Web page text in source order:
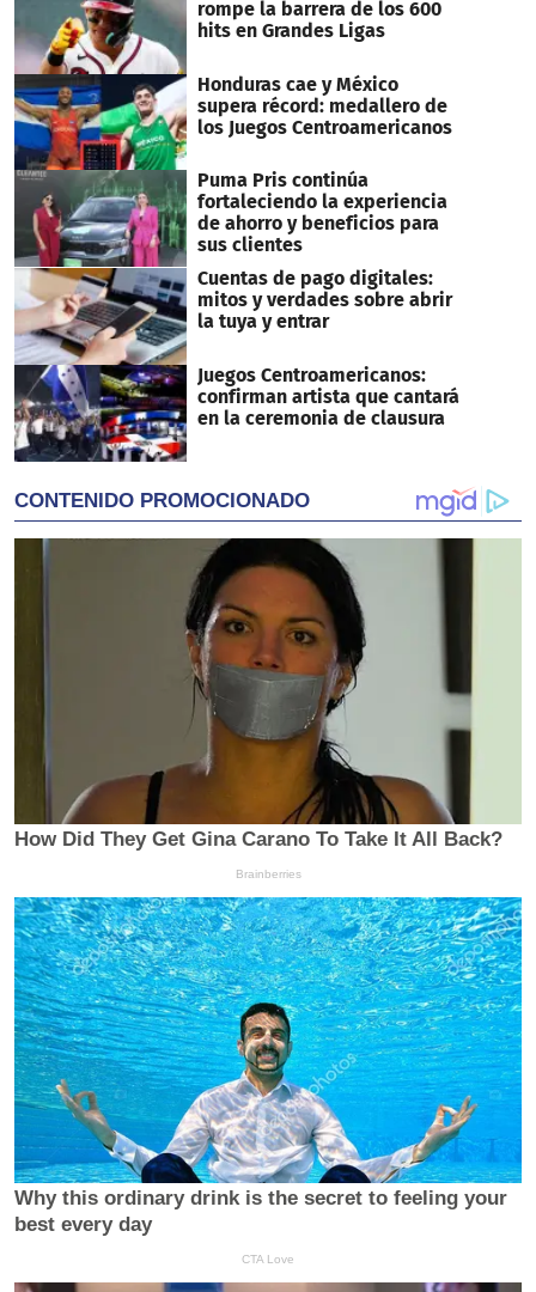
rompe la barrera de los 600
hits en Grandes Ligas
Honduras cae y México
supera récord: medallero de
los Juegos Centroamericanos
Puma Pris continúa
fortaleciendo la experiencia
de ahorro y beneficios para
sus clientes
Cuentas de pago digitales:
mitos y verdades sobre abrir
la tuya y entrar
Juegos Centroamericanos:
confirman artista que cantará
en la ceremonia de clausura